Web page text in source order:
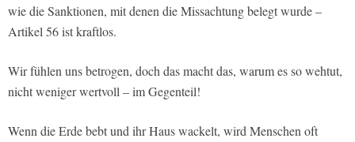
wie die Sanktionen, mit denen die Missachtung belegt wurde –
Artikel 56 ist kraftlos.
Wir fühlen uns betrogen, doch das macht das, warum es so wehtut,
nicht weniger wertvoll – im Gegenteil!
Wenn die Erde bebt und ihr Haus wackelt, wird Menschen oft